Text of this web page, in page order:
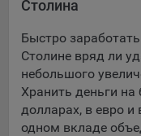
Подобные функции
9.3. Файлы cookie
контента. Данные
выборе пользователя
позволяют Обществу
выбранном
Столина
Быстро
Столине вряд ли
небольшого
Хранить деньги
долларах, в евро и
одном вкладе